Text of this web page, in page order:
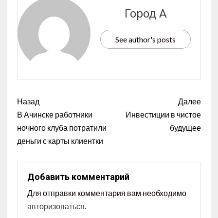
Город А
See author's posts
Назад
В Ачинске работники
ночного клуба потратили
деньги с карты клиентки
Далее
Инвестиции в чистое
будущее
Добавить комментарий
Для отправки комментария вам необходимо
авторизоваться